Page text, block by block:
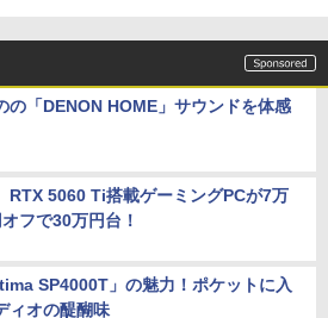
の「DENON HOME」サウンドを体感
RTX 5060 Ti搭載ゲーミングPCが7万
フで30万円台！
SP4000T」の魅力！ポケットに入
ィオの醍醐味